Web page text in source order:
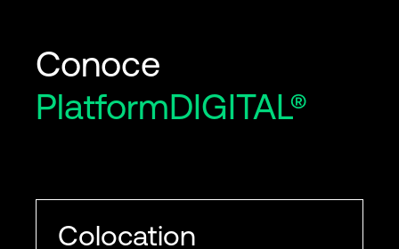
Conoce
PlatformDIGITAL®
Colocation